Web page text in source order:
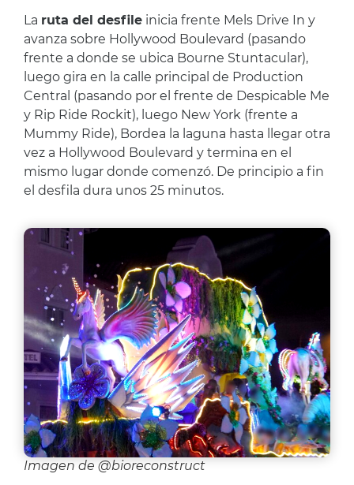
La ruta del desfile inicia frente Mels Drive In y
avanza sobre Hollywood Boulevard (pasando
frente a donde se ubica Bourne Stuntacular),
luego gira en la calle principal de Production
Central (pasando por el frente de Despicable Me
y Rip Ride Rockit), luego New York (frente a
Mummy Ride), Bordea la laguna hasta llegar otra
vez a Hollywood Boulevard y termina en el
mismo lugar donde comenzó. De principio a fin
el desfila dura unos 25 minutos.
Imagen de @bioreconstruct